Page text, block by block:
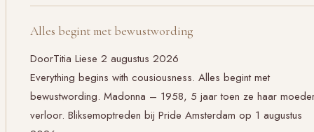
Alles begint met bewustwording
DoorTitia Liese 2 augustus 2026
Everything begins with cousiousness. Alles begint met
bewustwording. Madonna – 1958, 5 jaar toen ze haar
verloor. Bliksemoptreden bij Pride Amsterdam op 1 augustus